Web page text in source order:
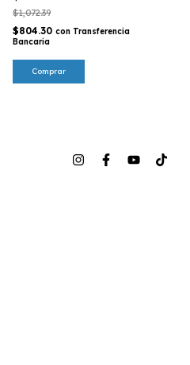
$1,072.39
$804.30 con Transferencia
Bancaria
Comprar